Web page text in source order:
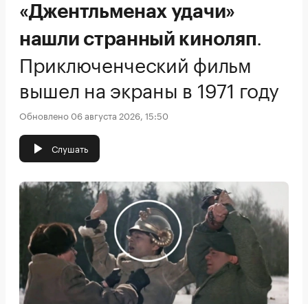
«Джентльменах удачи»
нашли странный киноляп
Приключенческий фильм
вышел на экраны в 1971 году
Обновлено 06 августа 2026, 15:50
Слушать